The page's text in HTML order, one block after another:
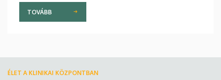
TOVÁBB
ÉLET A KLINIKAI KÖZPONTBAN